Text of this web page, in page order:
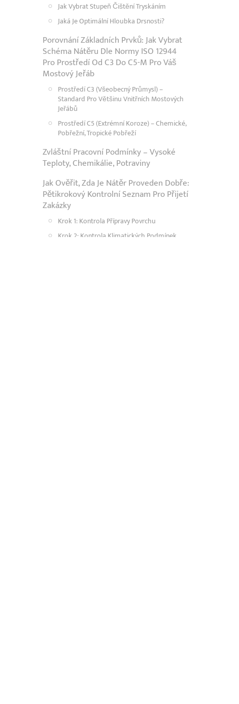
Jak Vybrat Stupeň Čištění Tryskáním
Jaká Je Optimální Hloubka Drsnosti?
Porovnání Základních Prvků: Jak Vybrat
Schéma Nátěru Dle Normy ISO 12944
Pro Prostředí Od C3 Do C5-M Pro Váš
Mostový Jeřáb
Prostředí C3 (všeobecný Průmysl) –
Standard Pro Většinu Vnitřních Mostových
Jeřábů
Prostředí C5 (extrémní Koroze) – Chemické,
Pobřežní, Tropické Pobřeží
Zvláštní Pracovní Podmínky – Vysoké
Teploty, Chemikálie, Potraviny
Jak Ověřit, Zda Je Nátěr Proveden Dobře:
Pětikrokový Kontrolní Seznam Pro Přijetí
Zakázky
Krok 1: Kontrola Přípravy Povrchu
Krok 2: Kontrola Klimatických Podmínek